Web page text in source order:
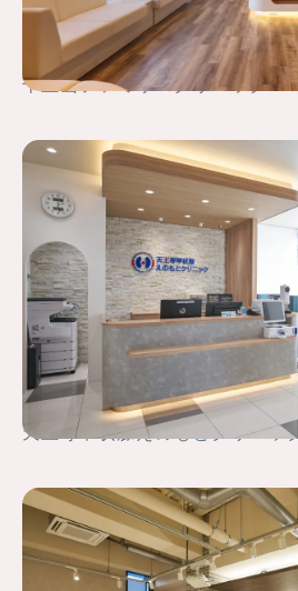
千里山ファミリークリニック
天王寺甲状腺えのもとクリニック